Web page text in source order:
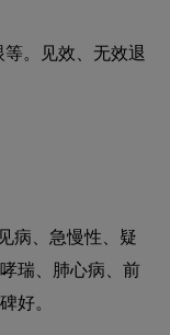
。见效、无效退
病、急慢性、疑
瑞、肺心病、前
好。